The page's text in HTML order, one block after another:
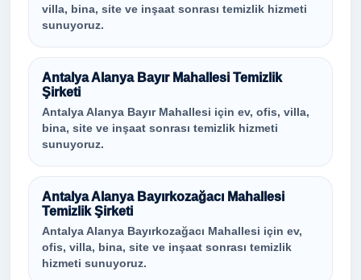
villa, bina, site ve inşaat sonrası temizlik hizmeti
sunuyoruz.
Antalya Alanya Bayır Mahallesi Temizlik
Şirketi
Antalya Alanya Bayır Mahallesi için ev, ofis, villa,
bina, site ve inşaat sonrası temizlik hizmeti
sunuyoruz.
Antalya Alanya Bayırkozağacı Mahallesi
Temizlik Şirketi
Antalya Alanya Bayırkozağacı Mahallesi için ev,
ofis, villa, bina, site ve inşaat sonrası temizlik
hizmeti sunuyoruz.